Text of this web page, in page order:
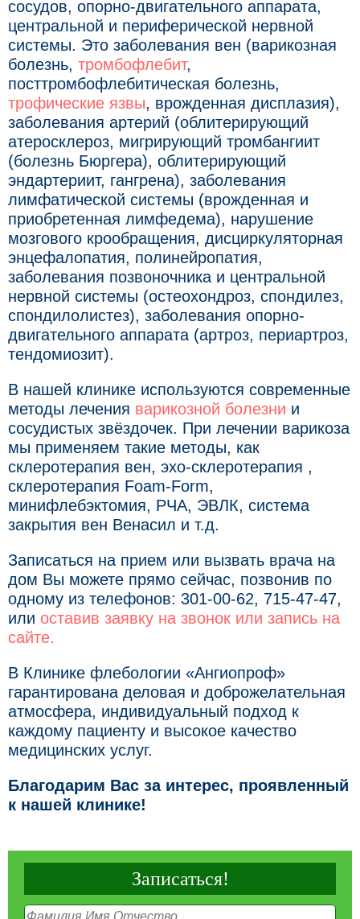
сосудов, опорно-двигательного аппарата,
центральной и периферической нервной
системы. Это заболевания вен (варикозная
болезнь, тромбофлебит,
посттромбофлебитическая болезнь,
трофические язвы, врожденная дисплазия),
заболевания артерий (облитерирующий
атеросклероз, мигрирующий тромбангиит
(болезнь Бюргера), облитерирующий
эндартериит, гангрена), заболевания
лимфатической системы (врожденная и
приобретенная лимфедема), нарушение
мозгового крообращения, дисциркуляторная
энцефалопатия, полинейропатия,
заболевания позвоночника и центральной
нервной системы (остеохондроз, спондилез,
спондилолистез), заболевания опорно-
двигательного аппарата (артроз, периартроз,
тендомиозит).
В нашей клинике используются современные
методы лечения варикозной болезни и
сосудистых звёздочек. При лечении варикоза
мы применяем такие методы, как
склеротерапия вен, эхо-склеротерапия ,
склеротерапия Foam-Form,
минифлебэктомия, РЧА, ЭВЛК, система
закрытия вен Венасил и т.д.
Записаться на прием или вызвать врача на
дом Вы можете прямо сейчас, позвонив по
одному из телефонов: 301-00-62, 715-47-47,
или оставив заявку на звонок или запись на
сайте.
В Клинике флебологии «Ангиопроф»
гарантирована деловая и доброжелательная
атмосфера, индивидуальный подход к
каждому пациенту и высокое качество
медицинских услуг.
Благодарим Вас за интерес, проявленный
к нашей клинике!
Записаться!